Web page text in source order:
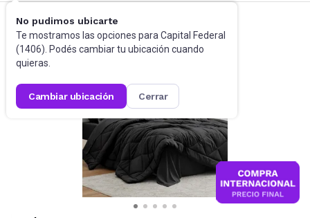
No pudimos ubicarte
Te mostramos las opciones para Capital Federal
(1406). Podés cambiar tu ubicación cuando
quieras.
cambiar ubicación cerrar
Ropa de cama Edredones